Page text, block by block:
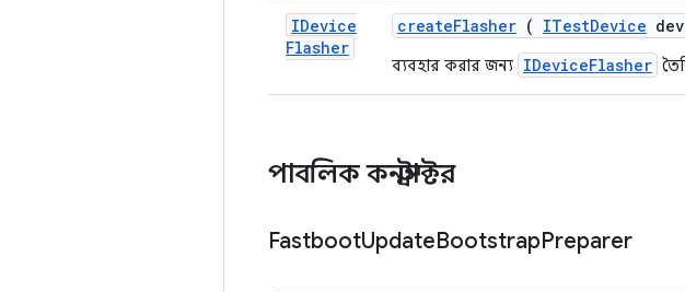
IDevice
Flasher
createFlasher ( ITestDevice
ব্যবহার করার জন্য IDeviceFlasher
পাবলিক কনস্ট্রাক্টর
FastbootUpdateBootstrapPreparer